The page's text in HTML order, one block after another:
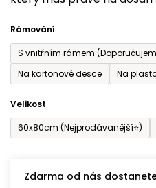
Rámování
S vnitřním rámem
Na kartonové desce
Na
Velikost
60x80cm (Nejprodávanější⭐)
Zdarma od nás
5
hvězdiček.